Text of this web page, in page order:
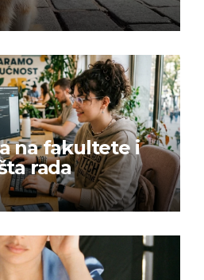
na fakultete i
rada